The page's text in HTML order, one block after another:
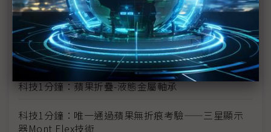
蘋果與Android陣營力拱 折疊機2026銷售動能看俏
圖表1分鐘：蘋果折疊iPhone供應鏈
科技1分鐘：蘋果折疊-液態金屬軸承
科技1分鐘：唯一通過蘋果無折痕考驗——三星顯示
器Mont Flex技術